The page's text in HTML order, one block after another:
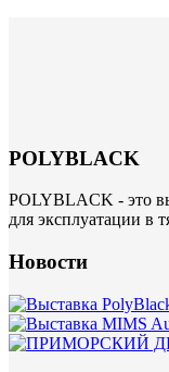
POLYBLACK
POLYBLACK - это
для эксплуатации в
Новости